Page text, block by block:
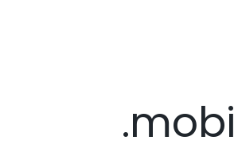
.mobi